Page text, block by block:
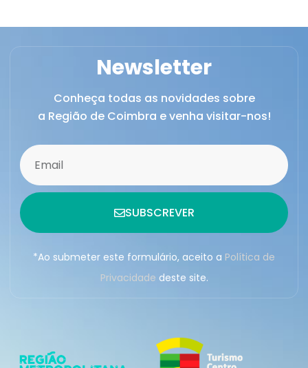
Newsletter
Conheça todas as novidades sobre
a Região de Coimbra e venha visitar-nos!
SUBSCREVER
*Ao submeter este formulário, aceito a Política de
Privacidade deste site.